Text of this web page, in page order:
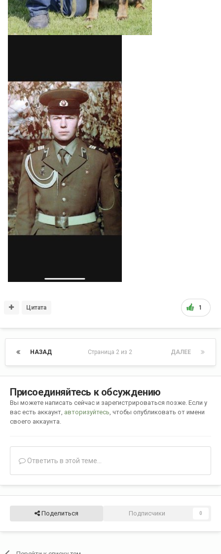
1
Цитата
НАЗАД ДАЛЕЕ
Страница 2 из 2
Присоединяйтесь к обсуждению
Вы можете написать сейчас и зарегистрироваться позже. Если у
вас есть аккаунт, авторизуйтесь , чтобы опубликовать от имени
своего аккаунта.
Ответить в этой теме...
Поделиться Подписчики 0